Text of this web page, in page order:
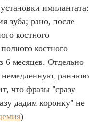
имплантата:
зуба; рано, после
костного
костного
6 месяцев. Отдельно
немедленную, раннюю
что фразы "сразу
дадим коронку" не
)